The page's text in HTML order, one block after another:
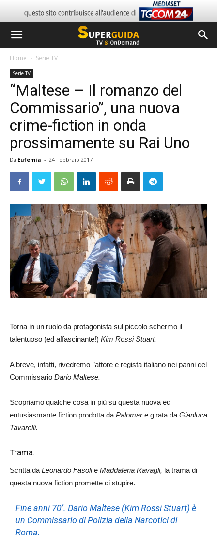
Home Serie TV
Serie TV
“Maltese – Il romanzo del
Commissario”, una nuova
crime-fiction in onda
prossimamente su Rai Uno
Da Eufemia - 24 Febbraio 2017
Torna in un ruolo da protagonista sul piccolo schermo il
talentuoso (ed affascinante!) Kim Rossi Stuart.
A breve, infatti, rivedremo l’attore e regista italiano nei panni del
Commissario Dario Maltese.
Scopriamo qualche cosa in più su questa nuova ed
entusiasmante fiction prodotta da Palomare girata da Gianluca
Tavarelli.
Trama.
Scritta da Leonardo Fasolie Maddalena Ravagli, la trama di
questa nuova fiction promette di stupire.
Fine anni 70’. Dario Maltese (Kim Rossi Stuart) è
un Commissario di Polizia della Narcotici di
Roma.